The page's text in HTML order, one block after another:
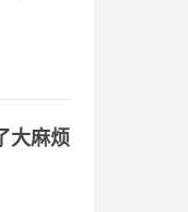
大麻烦